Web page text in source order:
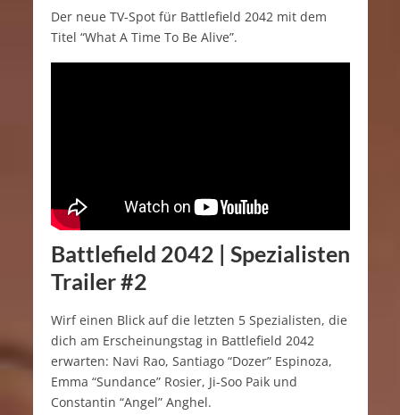
Der neue TV-Spot für Battlefield 2042 mit dem
Titel “What A Time To Be Alive”.
Battlefield 2042 | Spezialisten
Trailer #2
Wirf einen Blick auf die letzten 5 Spezialisten, die
dich am Erscheinungstag in Battlefield 2042
erwarten: Navi Rao, Santiago “Dozer” Espinoza,
Emma “Sundance” Rosier, Ji-Soo Paik und
Constantin “Angel” Anghel.